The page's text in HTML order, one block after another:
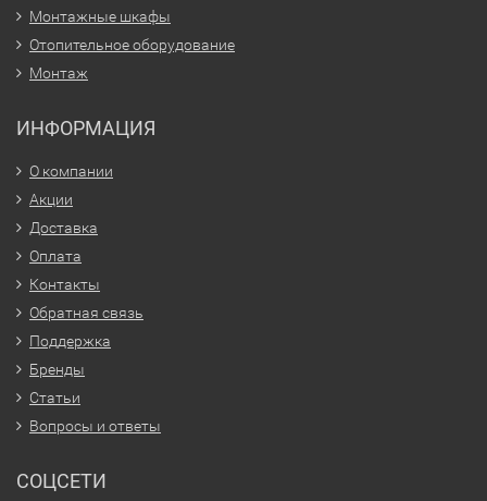
Монтажные шкафы
Отопительное оборудование
Монтаж
ИНФОРМАЦИЯ
О компании
Акции
Доставка
Оплата
Контакты
Обратная связь
Поддержка
Бренды
Статьи
Вопросы и ответы
СОЦСЕТИ